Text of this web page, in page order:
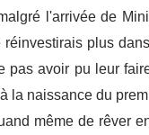
l'arrivée de
réinvestirais plus
pas avoir pu leur
la naissance du
même de rêver